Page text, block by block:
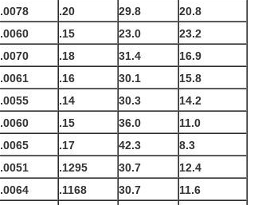
.0078 .20 29.8
20.8
.0060 .15 23.0
23.2
.0070 .18 31.4
16.9
.0061 .16 30.1
15.8
.0055 .14 30.3
14.2
.0060 .15 36.0
11.0
.0065 .17 42.3
8.3
.0051 .1295 30.7
12.4
.0064 .1168 30.7
11.6